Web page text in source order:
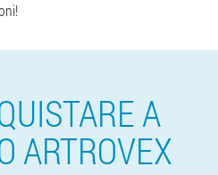
A
ARTROVEX